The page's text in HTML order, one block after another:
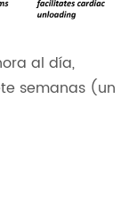
al día,
semanas (un